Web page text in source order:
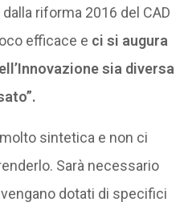
riforma 2016 del CAD
efficace e ci si augura
sia diversa
sintetica e non ci
Sarà necessario
dotati di specifici